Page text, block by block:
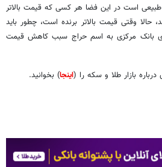
طبیعی است در این فضا هر کسی که قیمت بالاتر
حالا وقتی قیمت بالاتر برنده است، چطور باید
بانک مرکزی به اسم حراج سبب کاهش قیمت
بازار طلا و سکه را (اینجا) بخوانید.